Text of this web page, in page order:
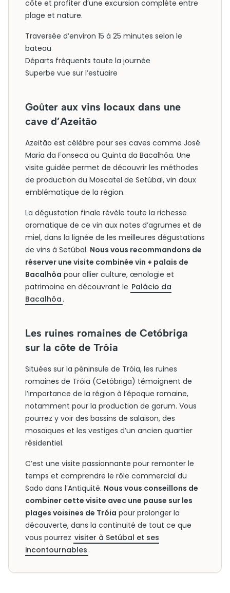
côte et profiter d’une excursion complète entre
plage et nature.
Traversée d’environ 15 à 25 minutes selon le
bateau
Départs fréquents toute la journée
Superbe vue sur l’estuaire
Goûter aux vins locaux dans une
cave d’Azeitão
Azeitão est célèbre pour ses caves comme José
Maria da Fonseca ou Quinta da Bacalhôa. Une
visite guidée permet de découvrir les méthodes
de production du Moscatel de Setúbal, vin doux
emblématique de la région.
La dégustation finale révèle toute la richesse
aromatique de ce vin aux notes d’agrumes et de
miel, dans la lignée de les meilleures dégustations
de vins à Setúbal. Nous vous recommandons de
réserver une visite combinée vin + palais de
Bacalhôa pour allier culture, œnologie et
patrimoine en découvrant le Palácio da
Bacalhôa .
Les ruines romaines de Cetóbriga
sur la côte de Tróia
Situées sur la péninsule de Tróia, les ruines
romaines de Tróia (Cetóbriga) témoignent de
l’importance de la région à l’époque romaine,
notamment pour la production de garum. Vous
pourrez y voir des bassins de salaison, des
mosaïques et les vestiges d’un ancien quartier
résidentiel.
C’est une visite passionnante pour remonter le
temps et comprendre le rôle commercial du
Sado dans l’Antiquité. Nous vous conseillons de
combiner cette visite avec une pause sur les
plages voisines de Tróia pour prolonger la
découverte, dans la continuité de tout ce que
vous pourrez visiter à Setúbal et ses
incontournables .